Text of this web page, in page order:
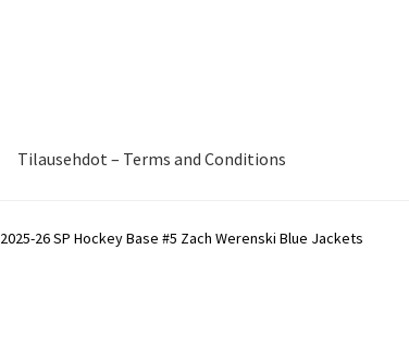
Tilausehdot – Terms and Conditions
2025-26 SP Hockey Base #5 Zach Werenski Blue Jackets